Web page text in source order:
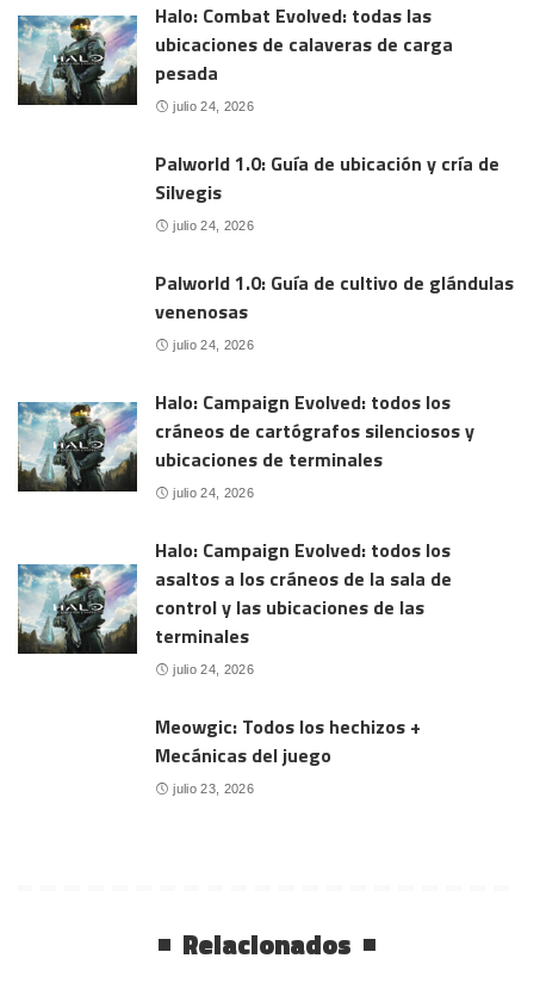
Halo: Combat Evolved: todas las
ubicaciones de calaveras de carga
pesada
julio 24, 2026
Palworld 1.0: Guía de ubicación y cría de
Silvegis
julio 24, 2026
Palworld 1.0: Guía de cultivo de glándulas
venenosas
julio 24, 2026
Halo: Campaign Evolved: todos los
cráneos de cartógrafos silenciosos y
ubicaciones de terminales
julio 24, 2026
Halo: Campaign Evolved: todos los
asaltos a los cráneos de la sala de
control y las ubicaciones de las
terminales
julio 24, 2026
Meowgic: Todos los hechizos +
Mecánicas del juego
julio 23, 2026
Relacionados